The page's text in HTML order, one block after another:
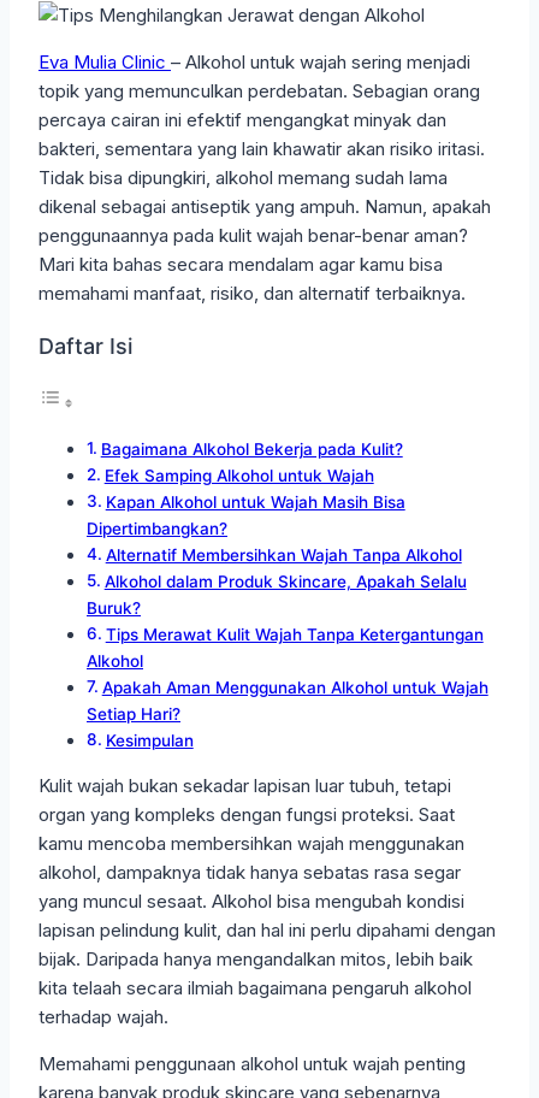
Eva Mulia Clinic – Alkohol untuk wajah sering menjadi
topik yang memunculkan perdebatan. Sebagian orang
percaya cairan ini efektif mengangkat minyak dan
bakteri, sementara yang lain khawatir akan risiko iritasi.
Tidak bisa dipungkiri, alkohol memang sudah lama
dikenal sebagai antiseptik yang ampuh. Namun, apakah
penggunaannya pada kulit wajah benar-benar aman?
Mari kita bahas secara mendalam agar kamu bisa
memahami manfaat, risiko, dan alternatif terbaiknya.
Daftar Isi
Bagaimana Alkohol Bekerja pada Kulit?
Efek Samping Alkohol untuk Wajah
Kapan Alkohol untuk Wajah Masih Bisa
Dipertimbangkan?
Alternatif Membersihkan Wajah Tanpa Alkohol
Alkohol dalam Produk Skincare, Apakah Selalu
Buruk?
Tips Merawat Kulit Wajah Tanpa Ketergantungan
Alkohol
Apakah Aman Menggunakan Alkohol untuk Wajah
Setiap Hari?
Kesimpulan
Kulit wajah bukan sekadar lapisan luar tubuh, tetapi
organ yang kompleks dengan fungsi proteksi. Saat
kamu mencoba membersihkan wajah menggunakan
alkohol, dampaknya tidak hanya sebatas rasa segar
yang muncul sesaat. Alkohol bisa mengubah kondisi
lapisan pelindung kulit, dan hal ini perlu dipahami dengan
bijak. Daripada hanya mengandalkan mitos, lebih baik
kita telaah secara ilmiah bagaimana pengaruh alkohol
terhadap wajah.
Memahami penggunaan alkohol untuk wajah penting
karena banyak produk skincare yang sebenarnya